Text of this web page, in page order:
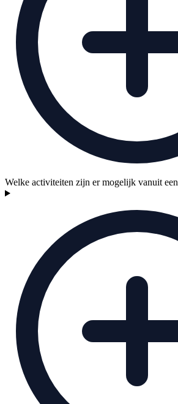
Welke activiteiten zijn er mogelijk vanuit